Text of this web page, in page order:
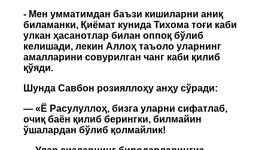
- Мен умматимдан баъзи кишиларни аниқ
биламанки, Қиёмат кунида Тихома тоғи каби
улкан ҳасанотлар билан оппоқ бўлиб
келишади, лекин Аллоҳ таъоло уларнинг
амалларини совурилган чанг каби қилиб
қўяди.
Шунда Савбон розияллоҳу анҳу сўради:
— «Ё Расулуллоҳ, бизга уларни сифатлаб,
очиқ баён қилиб берингки, билмайин
ўшалардан бўлиб қолмайлик!